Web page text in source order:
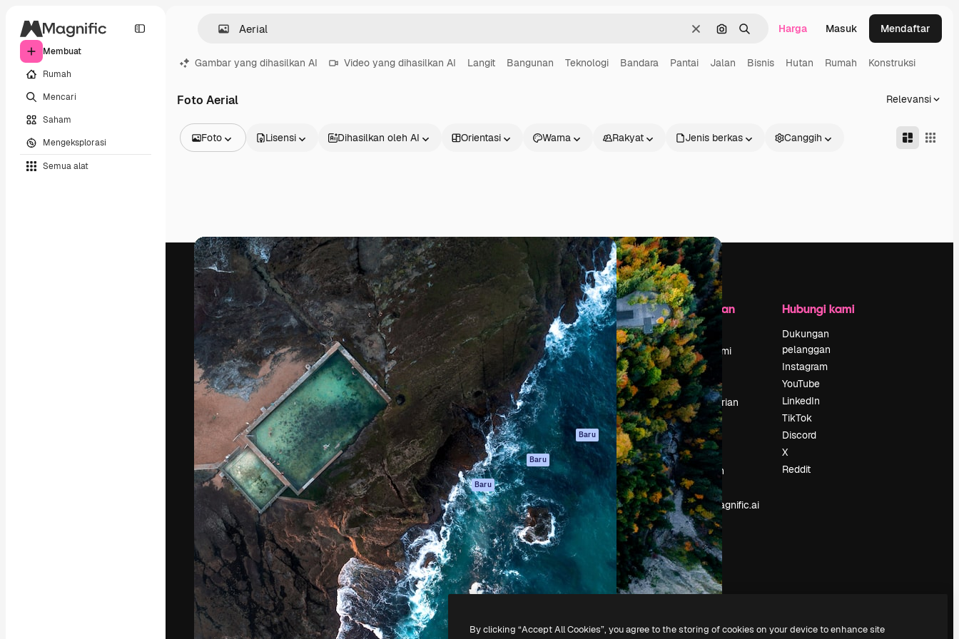
Membuat
Rumah
Mencari
Saham
Mengeksplorasi
Semua alat
JernihPencarian berdasarkan gambar
MencariHarga Masuk Mendaftar
Gambar yang dihasilkan AI Video yang dihasilkan AI Langit Bangunan Teknologi Bandara Pantai Jalan Bisnis Hutan Rumah Konstruksi
Foto Aerial Relevansi
Foto
Video
Rekaman
Grafik gerak
Templat video
Ikon
Model 3D
Huruf
Lisensi Dihasilkan oleh AI Orientasi Warna Rakyat Jenis berkas Canggih
Platform kreatif untuk mengarahkan karya
terbaik Anda. Lebih dari 1 juta pelanggan
dari kalangan kreatif, perusahaan, agensi,
dan studio.
Bahasa Indonesia
Produk
Spaces
Asisten AI
Generator gambar
AI
Generator video AI
Generator suara AI
Konten stok
MCP untuk
Claude/ChatGPT
Baru
Agen Baru
API
Aplikasi seluler
Semua alat
Magnific
Mulai
Academy
Dokumentasi
Dukungan
Ketentuan
Penggunaan
Kebijakan privasi
Asli
Baru
Kebijakan Cookie
Pusat kepercayaan
Afiliasi
Enterprise
Perusahaan
Harga
Tentang kami
Reviews
Karier
Tren pencarian
Blog
Acara
Slidesgo
Jual konten
Ruang pers
Mencari magnific.ai
Hubungi kami
Dukungan
pelanggan
Instagram
YouTube
LinkedIn
TikTok
Discord
X
Reddit
Copyright © 2010-2026Freepik Company S.L.U. Hak cipta dilindungi undang-undang.
By clicking “Accept All Cookies”, you agree to the storing of cookies on your device to enhance site